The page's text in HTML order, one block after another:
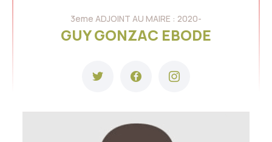
3eme ADJOINT AU MAIRE : 2020-
GUY GONZAC EBODE